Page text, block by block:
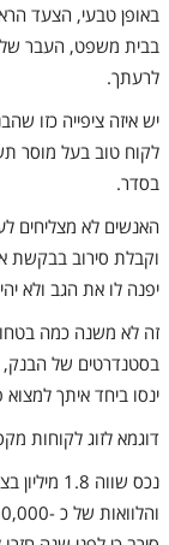
באופן טבעי, הצעד
בבית משפט, העבר
לרעתך.
יש איזה ציפייה כזו
לקוח טוב בעל מוסר
בסדר.
האנשים לא מצליחים
וקבלת סירוב בבקשת
יפנה לו את הגב ולא
זה לא משנה כמה
בסטנדרטים של הבנק,
ינסו ביחד איתך
דוגמא לזוג לקוחות